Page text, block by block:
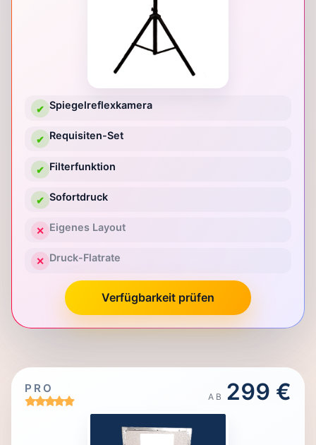
✔ Spiegelreflexkamera
✔ Requisiten-Set
✔ Filterfunktion
✔ Sofortdruck
✕ Eigenes Layout
✕ Druck-Flatrate
Verfügbarkeit prüfen
PRO
AB 299 €